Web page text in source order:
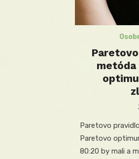
metóda
Paretovo
Paretovo
80:20 by mali a